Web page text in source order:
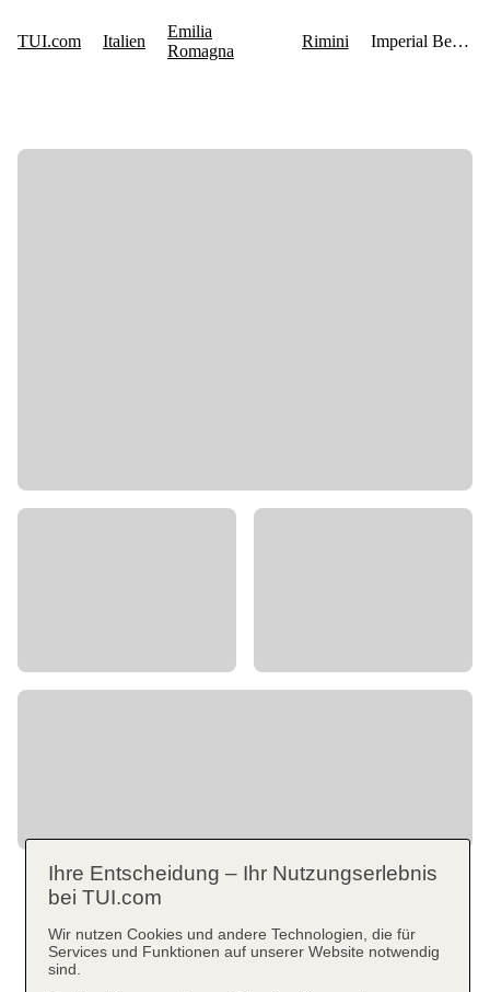
Ihre Entscheidung – Ihr Nutzungserlebnis
bei TUI.com
Wir nutzen Cookies und andere Technologien, die für
Services und Funktionen auf unserer Website notwendig
sind.